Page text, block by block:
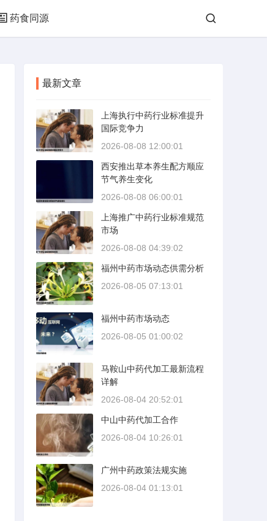
药食同源
最新文章
上海执行中药行业标准提升
国际竞争力
2026-08-08 12:00:01
西安推出草本养生配方顺应
节气养生变化
2026-08-08 06:00:01
上海推广中药行业标准规范
市场
2026-08-08 04:39:02
福州中药市场动态供需分析
2026-08-05 07:13:01
福州中药市场动态
2026-08-05 01:00:02
马鞍山中药代加工最新流程
详解
2026-08-04 20:52:01
中山中药代加工合作
2026-08-04 10:26:01
广州中药政策法规实施
2026-08-04 01:13:01